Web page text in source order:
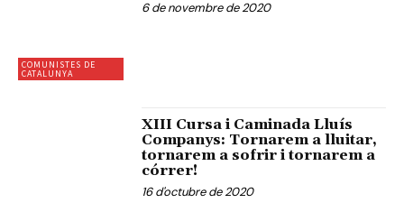
COMUNISTES DE
CATALUNYA
6 de novembre de 2020
XIII Cursa i Caminada Lluís
Companys: Tornarem a lluitar,
tornarem a sofrir i tornarem a
córrer!
16 d'octubre de 2020